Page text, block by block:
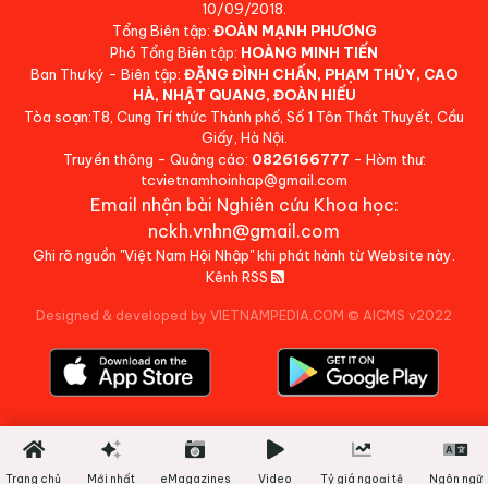
10/09/2018.
Tổng Biên tập: ĐOÀN MẠNH PHƯƠNG
Phó Tổng Biên tập: HOÀNG MINH TIẾN
Ban Thư ký - Biên tập: ĐẶNG ĐÌNH CHẤN, PHẠM THỦY, CAO
HÀ, NHẬT QUANG, ĐOÀN HIẾU
Tòa soạn:T8, Cung Trí thức Thành phố, Số 1 Tôn Thất Thuyết, Cầu
Giấy, Hà Nội.
Truyền thông - Quảng cáo: 0826166777 - Hòm thư:
tcvietnamhoinhap@gmail.com
Email nhận bài Nghiên cứu Khoa học:
nckh.vnhn@gmail.com
Ghi rõ nguồn "Việt Nam Hội Nhập" khi phát hành từ Website này.
Kênh RSS
Designed & developed by VIETNAMPEDIA.COM © AICMS v2022
Trang chủ Mới nhất eMagazines Video Tỷ giá ngoại tệ Ngôn ngữ